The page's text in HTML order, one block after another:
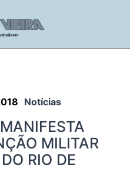
Notícias
MILITAR
RIO DE